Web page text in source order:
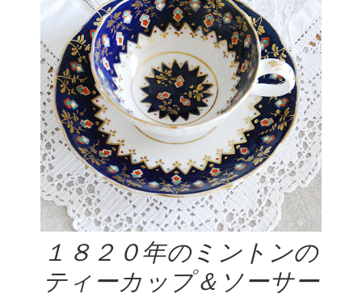
１８２０年のミントンの
ティーカップ＆ソーサー